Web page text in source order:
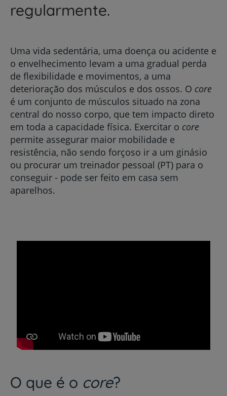
regularmente.
Uma vida sedentária, uma doença ou acidente e
o envelhecimento levam a uma gradual perda
de flexibilidade e movimentos, a uma
deterioração dos músculos e dos ossos. O core
é um conjunto de músculos situado na zona
central do nosso corpo, que tem impacto direto
em toda a capacidade física. Exercitar o core
permite assegurar maior mobilidade e
resistência, não sendo forçoso ir a um ginásio
ou procurar um treinador pessoal (PT) para o
conseguir - pode ser feito em casa sem
aparelhos.
O que é o core?